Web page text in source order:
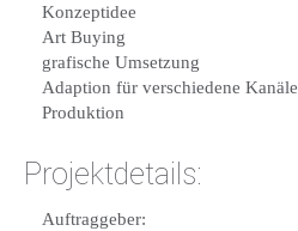
Konzeptidee
Art Buying
grafische Umsetzung
Adaption für verschiedene Kanäle
Produktion
Projektdetails:
Auftraggeber: